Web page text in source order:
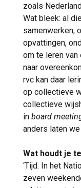
zoals
Wat bleek: al
samenwerken,
opvattingen,
om te leren
naar
rvc kan daar
op collectieve
collectieve
in board
anders laten we
Wat houdt je
‘Tijd. In het
zeven